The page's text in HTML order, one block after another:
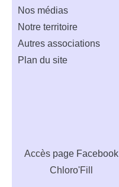
Nos médias
Notre territoire
Autres associations
Plan du site
Accès page Facebook
Chloro'Fill